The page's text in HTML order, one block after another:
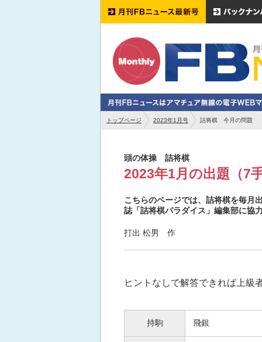
トップページ 2023年1月号 詰将棋 今月の問題
頭の体操 詰将棋
2023年1月の出題（7手
こちらのページでは、詰将棋を毎月
誌「詰将棋パラダイス」編集部に協
打出 松男 作
ヒントなしで解答できれば上級
持駒 飛銀